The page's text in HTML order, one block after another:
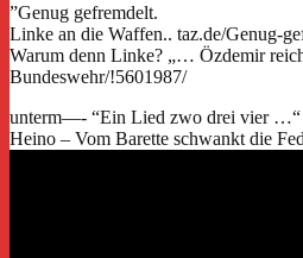
”Genug gefremdelt.
Linke an die Waffen.. taz.de/Genug-
Warum denn Linke? „… Özdemir
Bundeswehr/!5601987/
unterm—- “Ein Lied zwo drei vier …“
Heino – Vom Barette schwankt die